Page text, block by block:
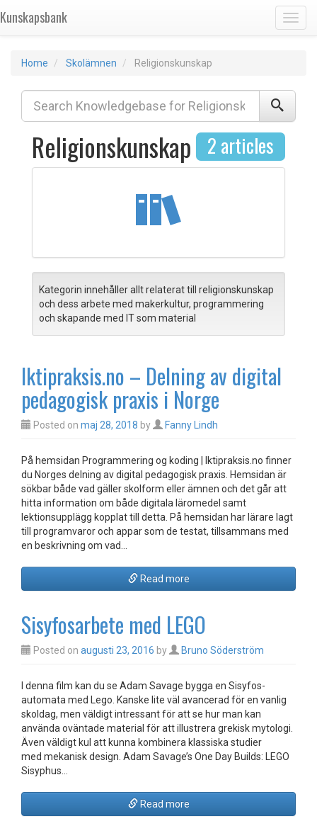
Kunskapsbank
Home Skolämnen Religionskunskap
2 articles
Religionskunskap
Kategorin innehåller allt relaterat till religionskunskap
och dess arbete med makerkultur, programmering
och skapande med IT som material
Iktipraksis.no – Delning av digital
pedagogisk praxis i Norge
Posted on maj 28, 2018 by Fanny Lindh
På hemsidan Programmering og koding | Iktipraksis.no finner
du Norges delning av digital pedagogisk praxis. Hemsidan är
sökbar både vad gäller skolform eller ämnen och det går att
hitta information om både digitala läromedel samt
lektionsupplägg kopplat till detta. På hemsidan har lärare lagt
till programvaror och appar som de testat, tillsammans med
en beskrivning om vad…
Read more
Sisyfosarbete med LEGO
Posted on augusti 23, 2016 by Bruno Söderström
I denna film kan du se Adam Savage bygga en Sisyfos-
automata med Lego. Kanske lite väl avancerad för en vanlig
skoldag, men väldigt intressant för att se hur man kan
använda oväntade material för att illustrera grekisk mytologi.
Även väldigt kul att kunna kombinera klassiska studier
med mekanisk design. Adam Savage’s One Day Builds: LEGO
Sisyphus…
Read more